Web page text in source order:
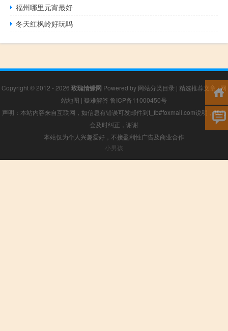
福州哪里元宵最好
冬天红枫岭好玩吗
Copyright © 2012 - 2026 玫瑰情缘网 Powered by 网站分类目录 | 精选推荐文章 |网
站地图 | 疑难解答 鲁ICP备11000450号
声明：本站内容来自互联网，如信息有错误可发邮件到f_fb#foxmail.com说明，我们
会及时纠正，谢谢
本站仅为个人兴趣爱好，不接盈利性广告及商业合作
小男孩